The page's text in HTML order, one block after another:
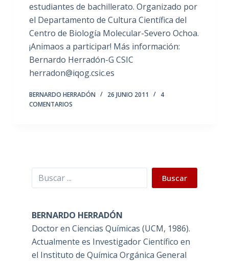
estudiantes de bachillerato. Organizado por
el Departamento de Cultura Científica del
Centro de Biología Molecular-Severo Ochoa.
¡Animaos a participar! Más información:
Bernardo Herradón-G CSIC
herradon@iqog.csic.es
BERNARDO HERRADÓN 26 JUNIO 2011
4
COMENTARIOS
Buscar Buscar
BERNARDO HERRADÓN
Doctor en Ciencias Químicas (UCM, 1986).
Actualmente es Investigador Científico en
el Instituto de Química Orgánica General